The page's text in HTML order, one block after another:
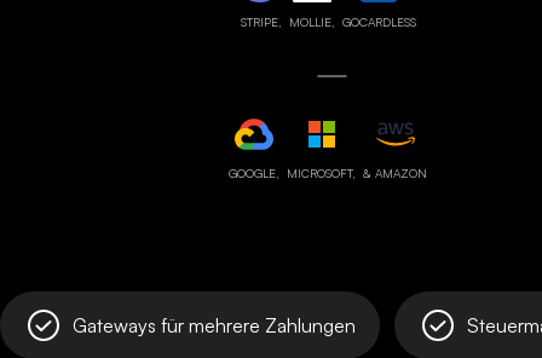
STRIPE, MOLLIE, GOCARDLESS
GOOGLE, MICROSOFT, & AMAZON
Gateways für mehrere Zahlungen